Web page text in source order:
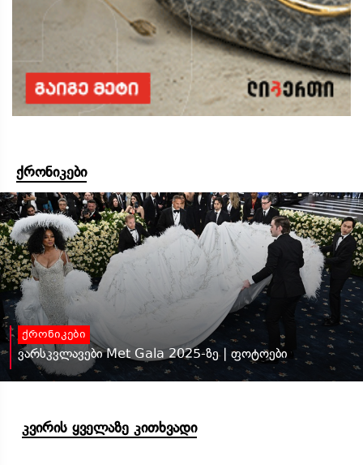
ქრონიკები
ქრონიკები
ვარსკვლავები Met Gala 2025-ზე | ფოტოები
კვირის ყველაზე კითხვადი